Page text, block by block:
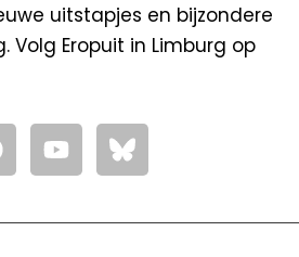
uitstapjes en bijzondere
Volg Eropuit in Limburg op
Y
o
u